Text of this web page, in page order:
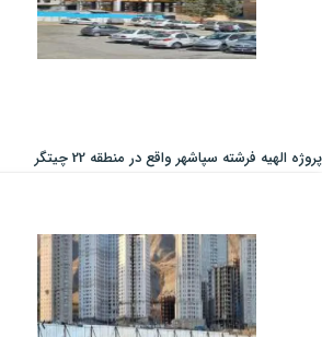
پروژه الهیه فرشته سپاشهر واقع در منطقه 22 چیتگر